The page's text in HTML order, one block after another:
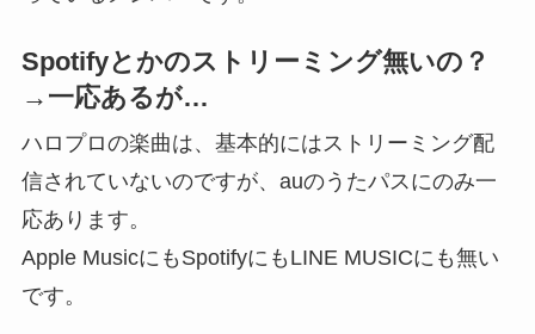
Spotifyとかのストリーミング無いの？
→一応あるが…
ハロプロの楽曲は、基本的にはストリーミング配
信されていないのですが、auのうたパスにのみ一
応あります。
Apple MusicにもSpotifyにもLINE MUSICにも無い
です。